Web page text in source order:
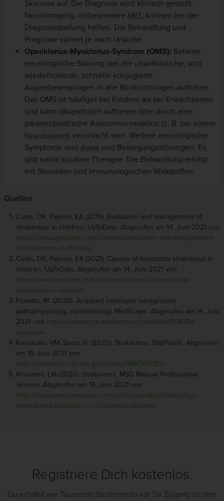
Sklerose auf. Die Diagnose wird klinisch gestellt.
Neuroimaging, insbesondere MRT, können bei der
Diagnosestellung helfen. Die Behandlung und
Prognose variiert je nach Ursache.
Opsoklonus-Myoklonus-Syndrom (OMS): Seltene
neurologische Störung, bei der unwillkürliche, sich
wiederholende, schnelle konjugierte
Augenbewegungen in alle Blickrichtungen auftreten.
Das OMS ist häufiger bei Kindern als bei Erwachsenen
und kann idiopathisch auftreten oder durch eine
paraneoplastische Autoimmunreaktion (z. B. bei einem
Neuroblastom) verursacht sein. Weitere neurologische
Symptome sind Ataxie und Bewegungsstörungen. Es
gibt keine kurative Therapie. Die Behandlung erfolgt
mit Steroiden und immunologischen Wirkstoffen.
Quellen
Coats, DK, Paysse, EA (2019). Evaluation and management of
strabismus in children. UpToDate. Abgerufen am 14. Juni 2021 von
https://www.uptodate.com/contents/evaluation-and-management-
of-strabismus-in-children
Coats, DK, Paysse, EA (2021). Causes of horizontal strabismus in
children. UpToDate. Abgerufen am 14. Juni 2021 von
https://www.uptodate.com/contents/causes-of-horizontal-
strabismus-in-children
Fioretto, M. (2020). Acquired esotropia: background,
pathophysiology, epidemiology. MedScape. Abgerufen am 14. Juni
2021 von https://emedicine.medscape.com/article/1198784-
overview
Kanukollu, VM, Sood, G. (2020). Strabismus. StatPearls. Abgerufen
am 16. Juni 2021 von
https://www.ncbi.nlm.nih.gov/books/NBK560782/
Khazaeni, LM (2020). Strabismus. MSD Manual Professional
Version. Abgerufen am 16. Juni 2021 von
https://www.merckmanuals.com/professional/pediatrics/eye-
defects-and-conditions-in-children/strabismus
Registriere Dich kostenlos.
Du erhältst wie Tausende Studierende vor Dir Zugang zu den